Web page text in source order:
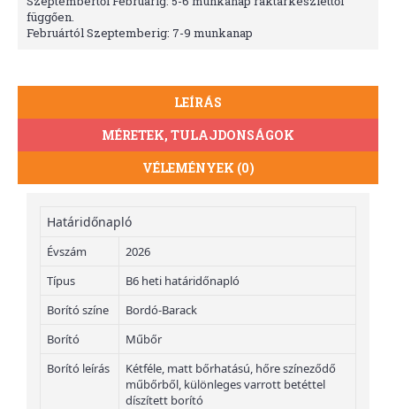
függően.
Februártól Szeptemberig: 7-9 munkanap
LEÍRÁS
MÉRETEK, TULAJDONSÁGOK
VÉLEMÉNYEK (0)
Határidőnapló
Évszám
2026
Típus
B6 heti határidőnapló
Borító színe
Bordó-Barack
Borító
Műbőr
Borító leírás
Kétféle, matt bőrhatású, hőre színeződő
műbőrből, különleges varrott betéttel
díszített borító